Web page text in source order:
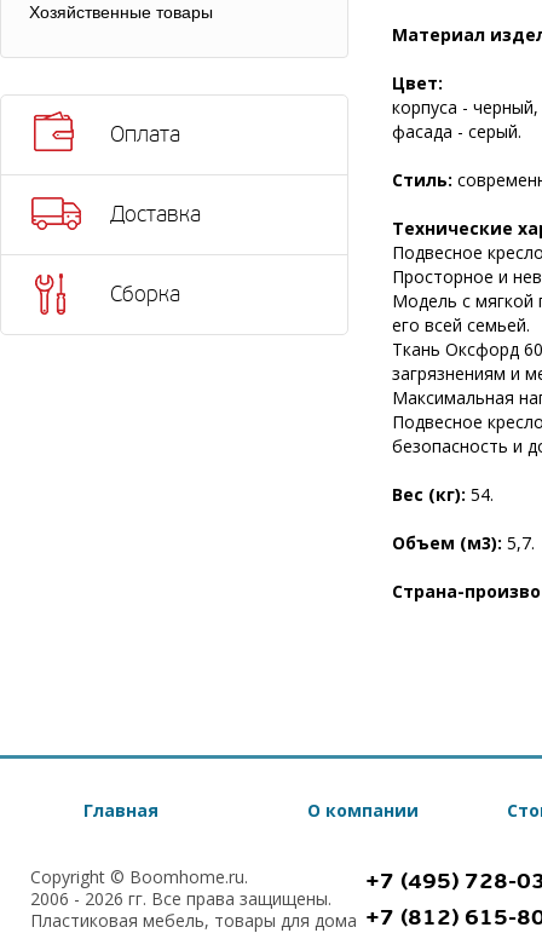
Хозяйственные товары
Оплата
Доставка
Сборка
Материал
Цвет:
корпуса - черный,
фасада - серый.
Стиль:
Технические
Подвесное
Просторное и
Модель с мягкой
его всей семьей.
Ткань Оксфорд
загрязнениям и
Максимальная
Подвесное
безопасность и
Вес (кг): 54.
Объем (м3): 5,7.
Страна-
Главная О компании
Copyright © Boomhome.ru.
2006 - 2026 гг. Все права защищены.
Пластиковая мебель, товары для дома
+7 (495) 728-
+7 (812) 615-